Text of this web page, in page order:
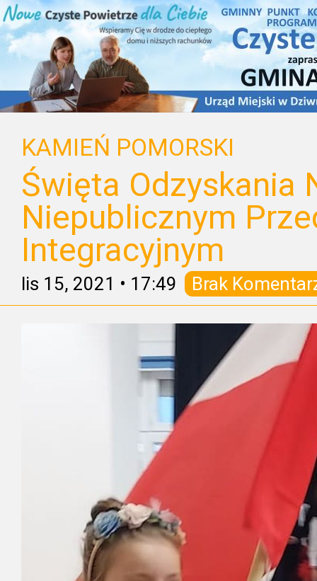
KAMIEŃ POMORSKI
Święta Odzyskania
Niepublicznym
Integracyjnym
lis 15, 2021 • 17:49 Brak